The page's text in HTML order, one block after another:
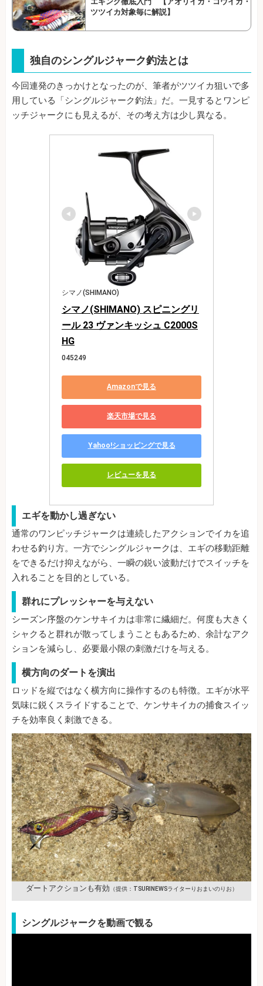
ツツイカ対象毎に解説】
独自のシングルジャーク釣法とは
今回連発のきっかけとなったのが、筆者がツツイカ狙いで多
用している「シングルジャーク釣法」だ。一見するとワンピ
ッチジャークにも見えるが、その考え方は少し異なる。
シマノ(SHIMANO)
シマノ(SHIMANO) スピニングリ
ール 23 ヴァンキッシュ C2000S
HG
045249
Amazonで見る
楽天市場で見る
Yahoo!ショッピングで見る
レビューを見る
エギを動かし過ぎない
通常のワンピッチジャークは連続したアクションでイカを追
わせる釣り方。一方でシングルジャークは、エギの移動距離
をできるだけ抑えながら、一瞬の鋭い波動だけでスイッチを
入れることを目的としている。
群れにプレッシャーを与えない
シーズン序盤のケンサキイカは非常に繊細だ。何度も大きく
シャクると群れが散ってしまうこともあるため、余計なアク
ションを減らし、必要最小限の刺激だけを与える。
横方向のダートを演出
ロッドを縦ではなく横方向に操作するのも特徴。エギが水平
気味に鋭くスライドすることで、ケンサキイカの捕食スイッ
チを効率良く刺激できる。
ダートアクションも有効 （提供：TSURINEWSライターりおまいのりお）
シングルジャークを動画で観る